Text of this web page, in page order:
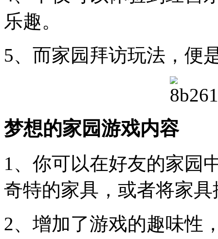
乐趣。
5、而家园拜访玩法，便
梦想的家园游戏内容
1、你可以在好友的家园
奇特的家具，或者将家
2、增加了游戏的趣味性